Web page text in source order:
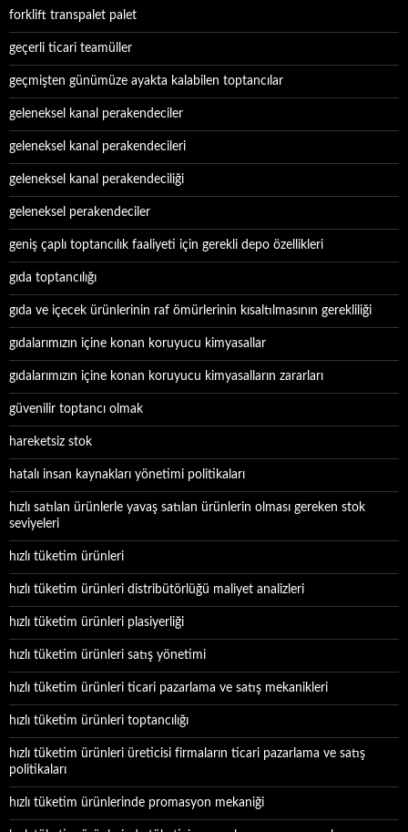
forklift transpalet palet
geçerli ticari teamüller
geçmişten günümüze ayakta kalabilen toptancılar
geleneksel kanal perakendeciler
geleneksel kanal perakendecileri
geleneksel kanal perakendeciliği
geleneksel perakendeciler
geniş çaplı toptancılık faaliyeti için gerekli depo özellikleri
gıda toptancılığı
gıda ve içecek ürünlerinin raf ömürlerinin kısaltılmasının gerekliliği
gıdalarımızın içine konan koruyucu kimyasallar
gıdalarımızın içine konan koruyucu kimyasalların zararları
güvenilir toptancı olmak
hareketsiz stok
hatalı insan kaynakları yönetimi politikaları
hızlı satılan ürünlerle yavaş satılan ürünlerin olması gereken stok
seviyeleri
hızlı tüketim ürünleri
hızlı tüketim ürünleri distribütörlüğü maliyet analizleri
hızlı tüketim ürünleri plasiyerliği
hızlı tüketim ürünleri satış yönetimi
hızlı tüketim ürünleri ticari pazarlama ve satış mekanikleri
hızlı tüketim ürünleri toptancılığı
hızlı tüketim ürünleri üreticisi firmaların ticari pazarlama ve satış
politikaları
hızlı tüketim ürünlerinde promasyon mekaniği